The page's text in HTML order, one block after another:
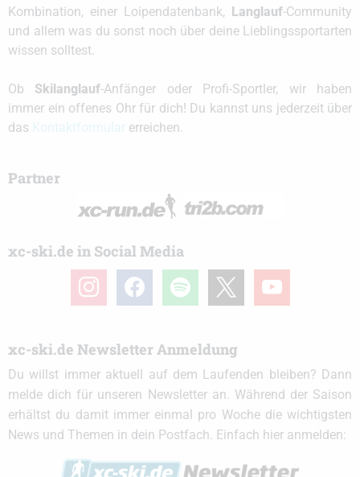
Kombination, einer Loipendatenbank,
Langlauf-Community
und allem was du sonst noch über deine Lieblingssportarten
wissen solltest.
Ob Skilanglauf-Anfänger oder Profi-Sportler, wir haben
immer ein offenes Ohr für dich! Du kannst uns jederzeit über
das
erreichen.
Partner
xc-ski.de in Social Media
instagramfacebook spotify youtube
xc-ski.de Newsletter Anmeldung
Du willst immer aktuell auf dem Laufenden bleiben? Dann
melde dich für unseren Newsletter an. Während der Saison
erhältst du damit immer einmal pro Woche die wichtigsten
News und Themen in dein Postfach. Einfach hier anmelden: